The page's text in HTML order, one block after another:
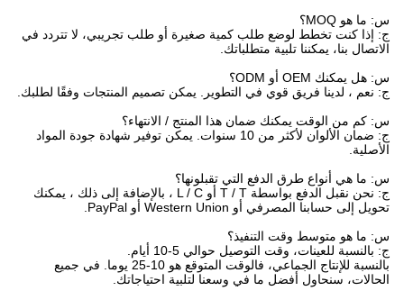
س: ما هو MOQ؟
ج: إذا كنت تخطط لوضع طلب كمية صغيرة أو طلب تجريبي، لا تتردد في
الاتصال بنا، يمكننا تلبية متطلباتك.
س: هل يمكنك OEM أو ODM؟
ج: نعم ، لدينا فريق قوي في التطوير. يمكن تصميم المنتجات وفقًا لطلبك.
س: كم من الوقت يمكنك ضمان هذا المنتج / الانتهاء؟
ج: ضمان الألوان لأكثر من 10 سنوات. يمكن توفير شهادة جودة المواد
الأصلية.
س: ما هي أنواع طرق الدفع التي تقبلونها؟
ج: نحن نقبل الدفع بواسطة T / T أو L / C ، بالإضافة إلى ذلك ، يمكنك
تحويل إلى حسابنا المصرفي أو Western Union أو PayPal.
س: ما هو متوسط وقت التنفيذ؟
ج: بالنسبة للعينات، وقت التوصيل حوالي 5-10 أيام.
بالنسبة للإنتاج الجماعي، فالوقت المتوقع هو 10-25 يوما. في جميع
الحالات، سنحاول أفضل ما في وسعنا لتلبية احتياجاتك.